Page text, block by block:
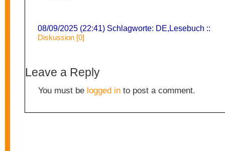
08/09/2025 (22:41) Schlagworte: DE,Lesebuch ::
Diskussion [0]
Leave a Reply
You must be logged in to post a comment.